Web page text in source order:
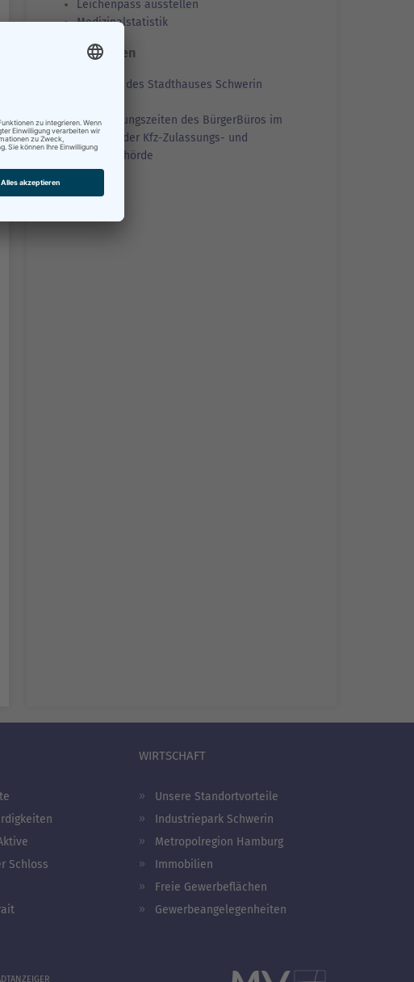
Leichenpass ausstellen
Medizinalstatistik
Öffnungszeiten
Öffnungszeiten des Stadthauses Schwerin
Samstags-Öffnungszeiten des BürgerBüros im
Stadthaus und der Kfz-Zulassungs- und
Führerscheinbehörde
Schloss
WIRTSCHAFT
Unsere Standortvorteile
Industriepark Schwerin
Metropolregion Hamburg
Immobilien
Freie Gewerbeflächen
Gewerbeangelegenheiten